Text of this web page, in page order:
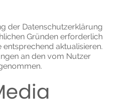
der Datenschutzerklärung
Gründen erforderlich
aktualisieren.
an den vom Nutzer